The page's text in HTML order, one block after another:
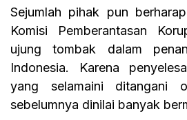
Sejumlah pihak pun
Komisi Pemberantasan
ujung tombak dalam
Indonesia. Karena
yang selamaini ditangani
sebelumnya dinilai banyak